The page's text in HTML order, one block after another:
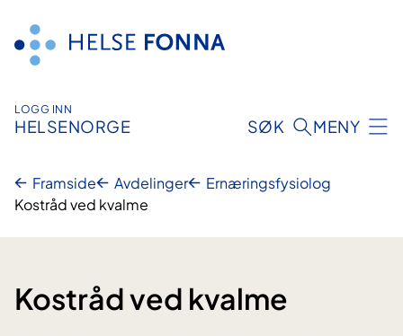
innhald
LOGG INN
HELSENORGE SØK MENY
Framside Avdelinger
Ernæringsfysiolog
Kostråd ved kvalme
Kostråd ved kvalme